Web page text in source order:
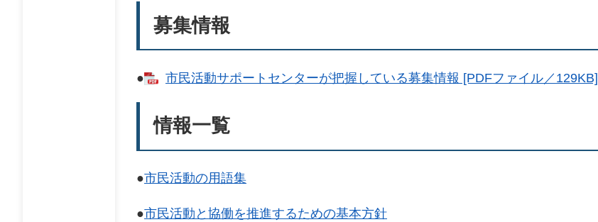
募集情報
● 市民活動サポートセンターが把握している募集情報 [PDFファイル／129KB]
情報一覧
●市民活動の用語集
●市民活動と協働を推進するための基本方針